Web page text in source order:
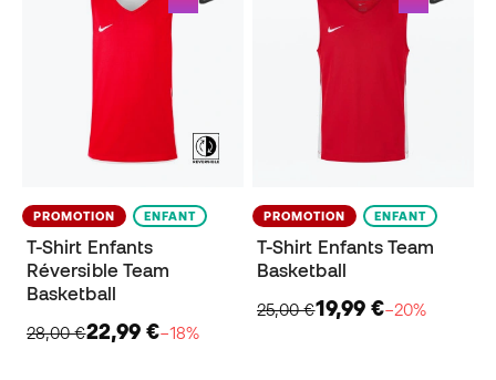
PROMOTION ENFANT
T-Shirt Enfants
Réversible Team
Basketball
28,00 €22,99 €−18%
PROMOTION ENFANT
T-Shirt Enfants Team
Basketball
25,00 €19,99 €−20%